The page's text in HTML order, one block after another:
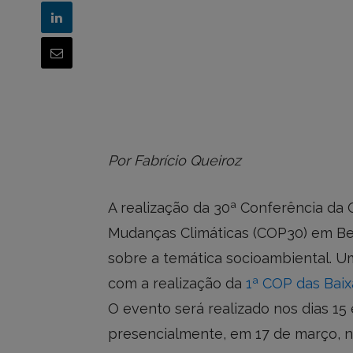
Por Fabrício Queiroz
A realização da 30ª Conferência
Mudanças Climáticas (COP30) em
sobre a temática socioambiental.
com a realização da 1ª COP das
O evento será realizado nos dias
presencialmente, em 17 de março,